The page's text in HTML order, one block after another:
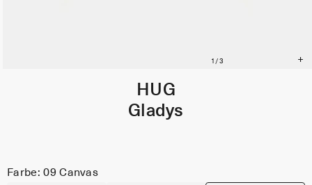
HUG
Gladys
Farbe: 09 Canvas